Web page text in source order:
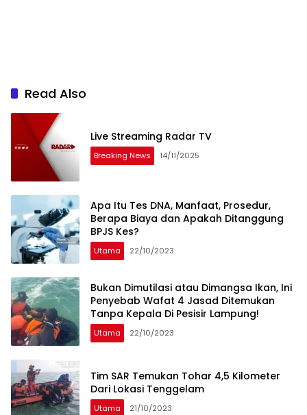
Read Also
Live Streaming Radar TV
Breaking News 14/11/2025
Apa Itu Tes DNA, Manfaat, Prosedur,
Berapa Biaya dan Apakah Ditanggung
BPJS Kes?
Utama 22/10/2023
Bukan Dimutilasi atau Dimangsa Ikan, Ini
Penyebab Wafat 4 Jasad Ditemukan
Tanpa Kepala Di Pesisir Lampung!
Utama 22/10/2023
Tim SAR Temukan Tohar 4,5 Kilometer
Dari Lokasi Tenggelam
Utama 21/10/2023